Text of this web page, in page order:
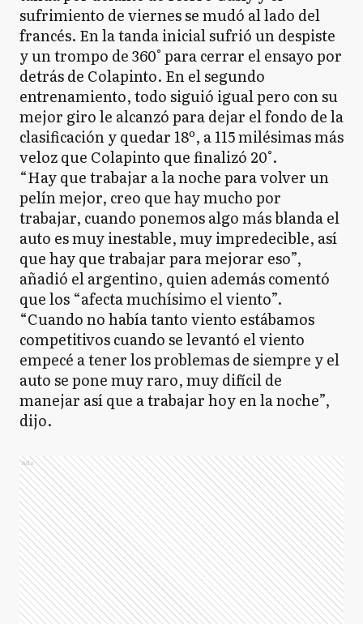
sufrimiento de viernes se mudó al lado del
francés. En la tanda inicial sufrió un despiste
y un trompo de 360° para cerrar el ensayo por
detrás de Colapinto. En el segundo
entrenamiento, todo siguió igual pero con su
mejor giro le alcanzó para dejar el fondo de la
clasificación y quedar 18º, a 115 milésimas más
veloz que Colapinto que finalizó 20°.
“Hay que trabajar a la noche para volver un
pelín mejor, creo que hay mucho por
trabajar, cuando ponemos algo más blanda el
auto es muy inestable, muy impredecible, así
que hay que trabajar para mejorar eso”,
añadió el argentino, quien además comentó
que los “afecta muchísimo el viento”.
“Cuando no había tanto viento estábamos
competitivos cuando se levantó el viento
empecé a tener los problemas de siempre y el
auto se pone muy raro, muy difícil de
manejar así que a trabajar hoy en la noche”,
dijo.
Ads